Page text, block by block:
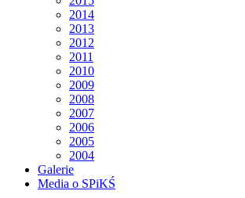
2014
2013
2012
2011
2010
2009
2008
2007
2006
2005
2004
Galerie
Media o SPiKŚ